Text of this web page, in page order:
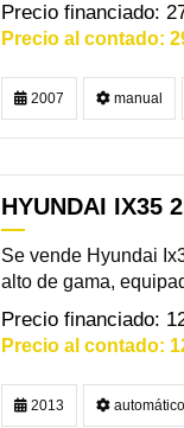
2007 manual
HYUNDAI IX35
Se vende Hyundai
alto de gama,
2013 automático